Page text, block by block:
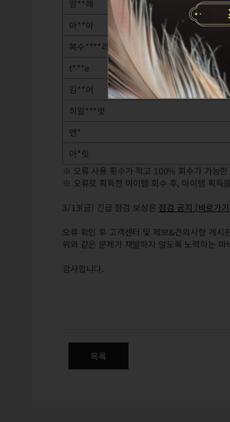
망**해
마**아
복수****리아
t***e
김**어
히말***멋
앤*
아*릿
※ 오류 사용 횟수가 적고 100% 회수가 가능
※ 오류로 획득한 아이템 회수 후, 아이템 획득
3/13(금) 긴급 점검 보상은 점검 공지 [바로가
오류 확인 후 고객센터 및 제보&건의사항 게시
위와 같은 문제가 재발하지 않도록 노력하는
감사합니다.
목록